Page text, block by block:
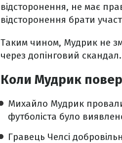
відсторонення, не має
відсторонення брати
Таким чином, Мудрик не
через допінговий скандал.
Коли Мудрик
Михайло Мудрик
футболіста було
Гравець Челсі